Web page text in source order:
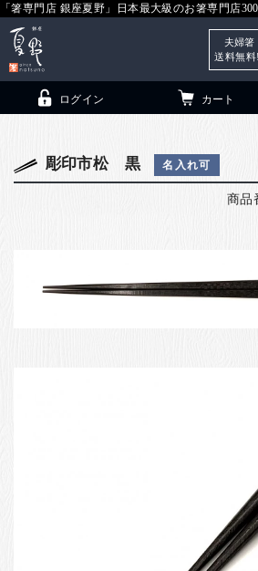
「箸専門店 銀座夏野」日本最大級のお箸専門店
ログイン カート
夫婦箸
送料無
彫印市松 黒 名入れ可
商品